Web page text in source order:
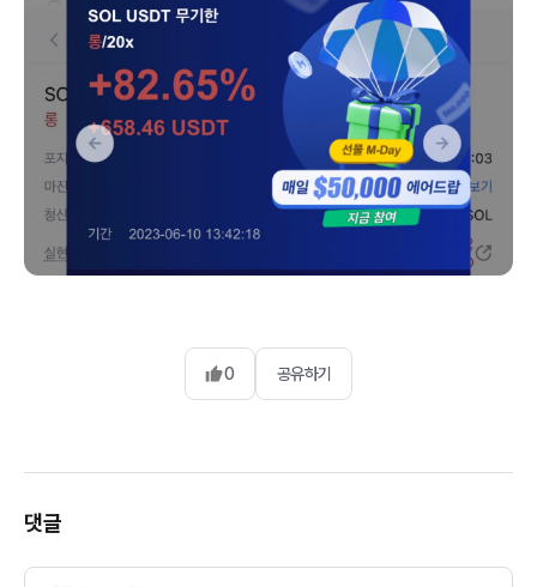
0 공유하기
댓글